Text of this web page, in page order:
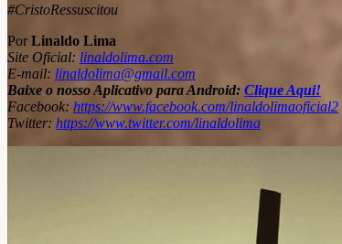
#CristoRessuscitou
PorLinaldo Lima
Site Oficial: linaldolima.com
E-mail: linaldolima@gmail.com
Baixe o nosso Aplicativo para Android: Clique Aqui!
Facebook: https://www.facebook.com/linaldolimaoficial2
Twitter: https://www.twitter.com/linaldolima